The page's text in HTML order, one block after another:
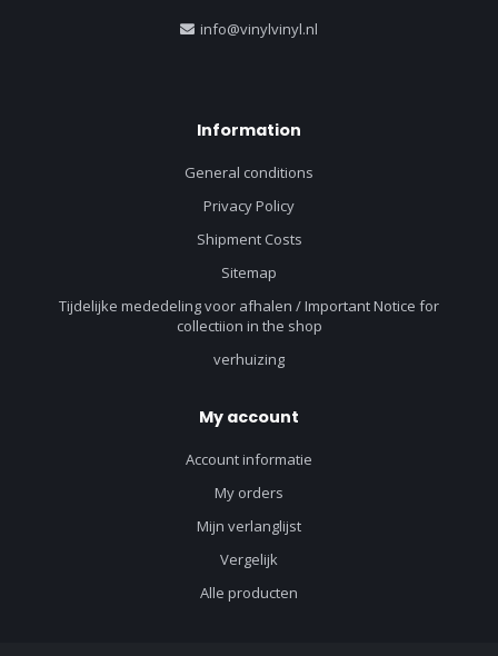
info@vinylvinyl.nl
Information
General conditions
Privacy Policy
Shipment Costs
Sitemap
Tijdelijke mededeling voor afhalen / Important Notice for
collectiion in the shop
verhuizing
My account
Account informatie
My orders
Mijn verlanglijst
Vergelijk
Alle producten